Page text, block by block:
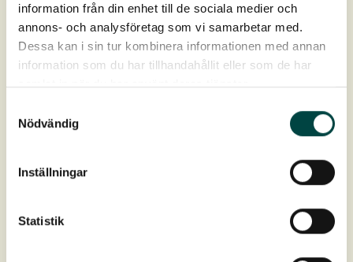
information från din enhet till de sociala medier och
annons- och analysföretag som vi samarbetar med.
Dessa kan i sin tur kombinera informationen med annan
information som du har tillhandahållit eller som de har
samlat in när du har använt deras tjänster.
Nödvändig
Inställningar
Statistik
Produktdata
Art nr: